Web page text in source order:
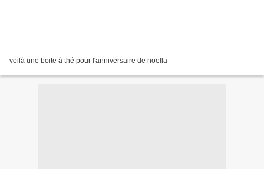
voilà une boite à thé pour l'anniversaire de noella